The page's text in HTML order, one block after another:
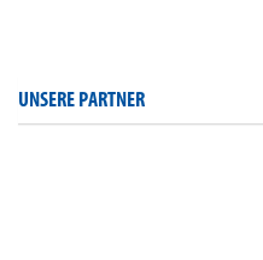
UNSERE PARTNER